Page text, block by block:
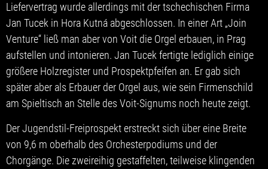
Liefervertrag wurde allerdings mit der tschechischen Firma
Jan Tucek in Hora Kutná abgeschlossen. In einer Art „Join
Venture“ ließ man aber von Voit die Orgel erbauen, in Prag
aufstellen und intonieren. Jan Tucek fertigte lediglich einige
größere Holzregister und Prospektpfeifen an. Er gab sich
später aber als Erbauer der Orgel aus, wie sein Firmenschild
am Spieltisch an Stelle des Voit-Signums noch heute zeigt.
Der Jugendstil-Freiprospekt erstreckt sich über eine Breite
von 9,6 m oberhalb des Orchesterpodiums und der
Chorgänge. Die zweireihig gestaffelten, teilweise klingenden